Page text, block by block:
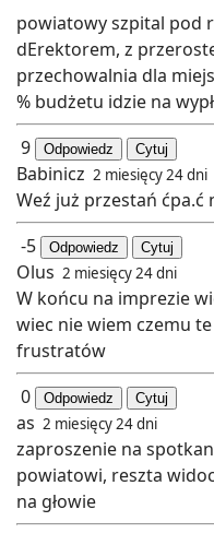
powiatowy szpital pod
dErektorem, z
przechowalnia dla
% budżetu idzie na
9
Odpowiedz Cytuj
Babinicz 2 miesięcy 24 dni
Weź już przestań ćpa.ć
-5
Odpowiedz Cytuj
Olus 2 miesięcy 24 dni
W końcu na imprezie
wiec nie wiem czemu
frustratów
0
Odpowiedz Cytuj
as 2 miesięcy 24 dni
zaproszenie na
powiatowi, reszta
na głowie